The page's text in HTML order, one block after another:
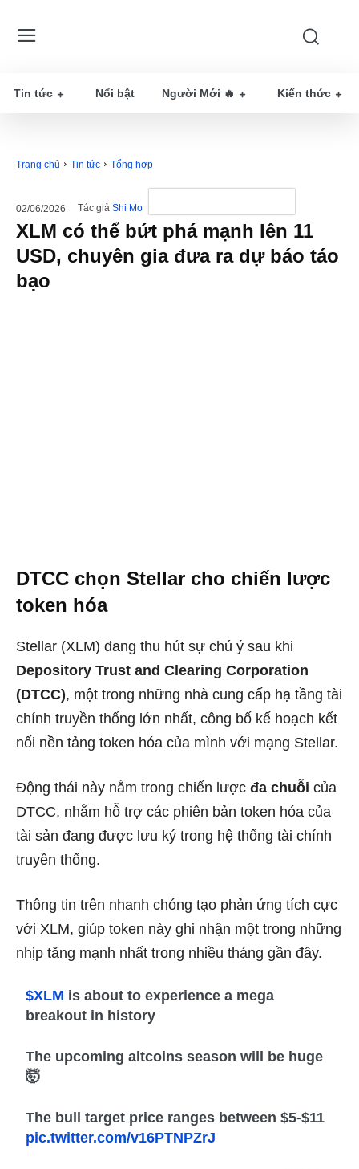
Tin tức Nổi bật Người Mới 🔥 Kiến thức
Trang chủ Tin tức Tổng hợp
02/06/2026 Tác giả Shi Mo
XLM có thể bứt phá mạnh lên 11
USD, chuyên gia đưa ra dự báo táo
bạo
DTCC chọn Stellar cho chiến lược
token hóa
Stellar (XLM) đang thu hút sự chú ý sau khi
Depository Trust and Clearing Corporation
(DTCC), một trong những nhà cung cấp hạ tầng tài
chính truyền thống lớn nhất, công bố kế hoạch kết
nối nền tảng token hóa của mình với mạng Stellar.
Động thái này nằm trong chiến lược đa chuỗi của
DTCC, nhằm hỗ trợ các phiên bản token hóa của
tài sản đang được lưu ký trong hệ thống tài chính
truyền thống.
Thông tin trên nhanh chóng tạo phản ứng tích cực
với XLM, giúp token này ghi nhận một trong những
nhịp tăng mạnh nhất trong nhiều tháng gần đây.
$XLM is about to experience a mega
breakout in history
The upcoming altcoins season will be huge
🤯
The bull target price ranges between $5-$11
pic.twitter.com/v16PTNPZrJ